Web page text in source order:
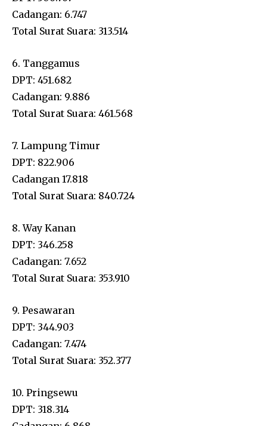
Cadangan: 6.747
Total Surat Suara: 313.514
6. Tanggamus
DPT: 451.682
Cadangan: 9.886
Total Surat Suara: 461.568
7. Lampung Timur
DPT: 822.906
Cadangan 17.818
Total Surat Suara: 840.724
8. Way Kanan
DPT: 346.258
Cadangan: 7.652
Total Surat Suara: 353.910
9. Pesawaran
DPT: 344.903
Cadangan: 7.474
Total Surat Suara: 352.377
10. Pringsewu
DPT: 318.314